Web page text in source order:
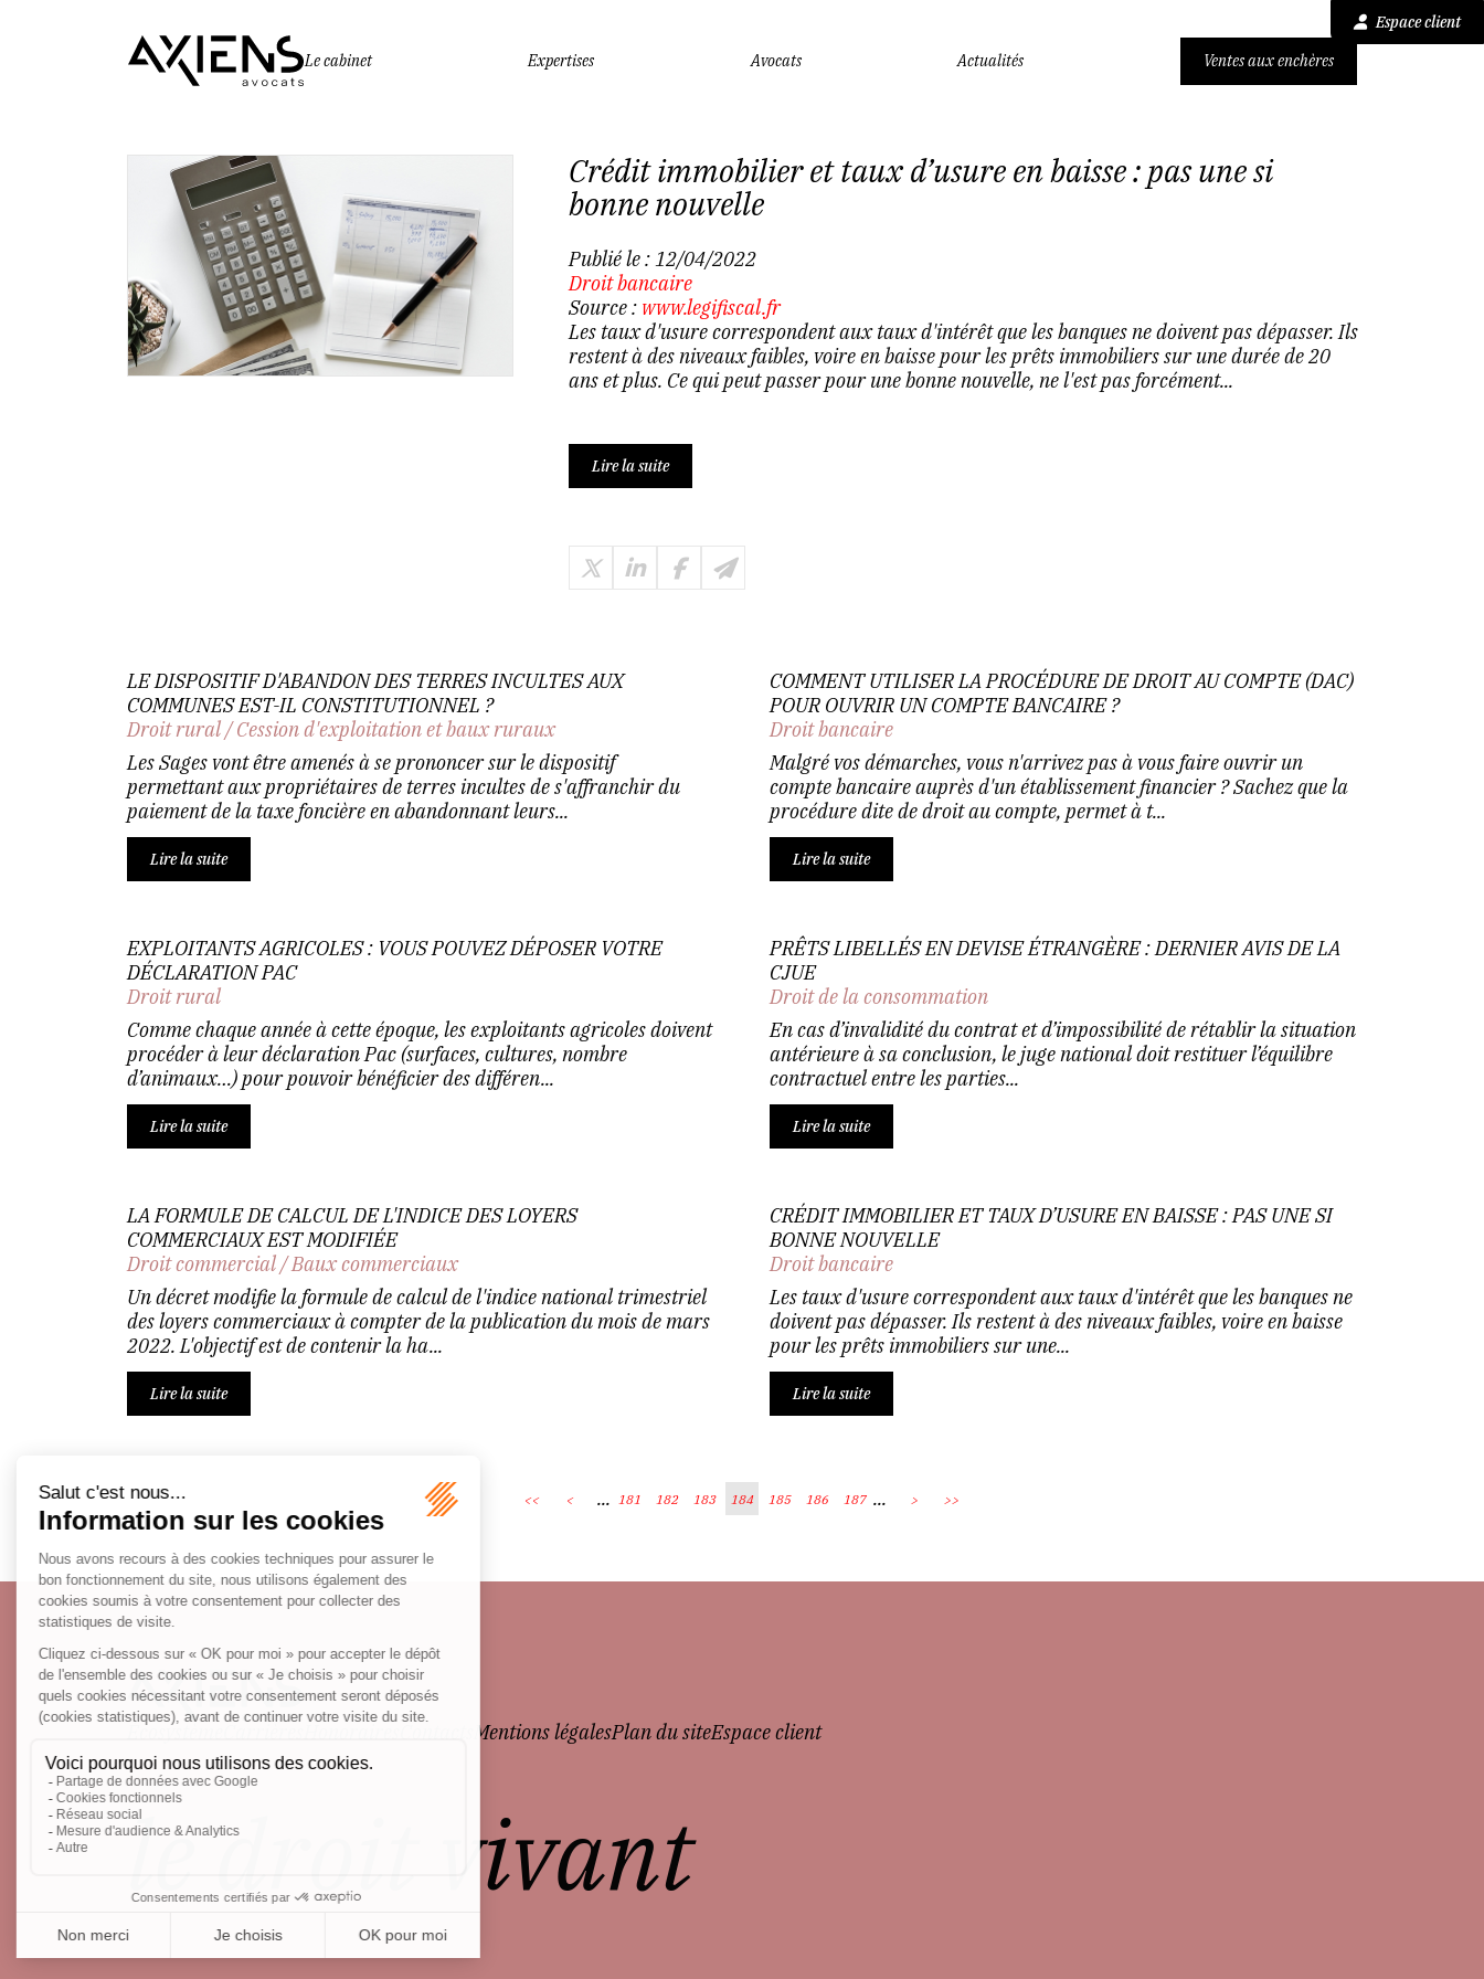
Espace client
Le cabinet
Expertises Avocats Actualités Ventes aux enchères
Crédit immobilier et taux d’usure en baisse : pas une si
bonne nouvelle
Publié le :12/04/2022
Droit bancaire
Source : www.legifiscal.fr
Les taux d'usure correspondent aux taux d'intérêt que les banques ne doivent pas dépasser. Ils
restent à des niveaux faibles, voire en baisse pour les prêts immobiliers sur une durée de 20
ans et plus. Ce qui peut passer pour une bonne nouvelle, ne l'est pas forcément...
Lire la suite
LE DISPOSITIF D'ABANDON DES TERRES INCULTES AUX
COMMUNES EST-IL CONSTITUTIONNEL ?
Droit rural/Cession d'exploitation et baux ruraux
Les Sages vont être amenés à se prononcer sur le dispositif
permettant aux propriétaires de terres incultes de s'affranchir du
paiement de la taxe foncière en abandonnant leurs...
Lire la suite
COMMENT UTILISER LA PROCÉDURE DE DROIT AU COMPTE (DAC)
POUR OUVRIR UN COMPTE BANCAIRE ?
Droit bancaire
Malgré vos démarches, vous n'arrivez pas à vous faire ouvrir un
compte bancaire auprès d'un établissement financier ? Sachez que la
procédure dite de droit au compte, permet à t...
Lire la suite
EXPLOITANTS AGRICOLES : VOUS POUVEZ DÉPOSER VOTRE
DÉCLARATION PAC
Droit rural
Comme chaque année à cette époque, les exploitants agricoles doivent
procéder à leur déclaration Pac (surfaces, cultures, nombre
d’animaux…) pour pouvoir bénéficier des différen...
Lire la suite
PRÊTS LIBELLÉS EN DEVISE ÉTRANGÈRE : DERNIER AVIS DE LA
CJUE
Droit de la consommation
En cas d’invalidité du contrat et d’impossibilité de rétablir la situation
antérieure à sa conclusion, le juge national doit restituer l’équilibre
contractuel entre les parties...
Lire la suite
LA FORMULE DE CALCUL DE L'INDICE DES LOYERS
COMMERCIAUX EST MODIFIÉE
Droit commercial/Baux commerciaux
Un décret modifie la formule de calcul de l'indice national trimestriel
des loyers commerciaux à compter de la publication du mois de mars
2022. L'objectif est de contenir la ha...
Lire la suite
CRÉDIT IMMOBILIER ET TAUX D’USURE EN BAISSE : PAS UNE SI
BONNE NOUVELLE
Droit bancaire
Les taux d'usure correspondent aux taux d'intérêt que les banques ne
doivent pas dépasser. Ils restent à des niveaux faibles, voire en baisse
pour les prêts immobiliers sur une...
Lire la suite
<< < ... 181 182 183 184 185 186 187 ... > >>
Écosystème Mentions légalesPlan du siteEspace client
le droit vivant